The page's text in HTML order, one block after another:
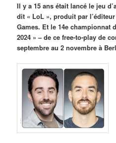
Il y a 15 ans était lancé le jeu
dit « LoL », produit par
Games. Et le 14e championnat
2024 » – de ce free-to-play de
septembre au 2 novembre à